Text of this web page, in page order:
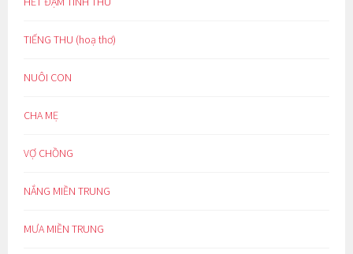
TIẾNG THU (hoạ thơ)
NUÔI CON
CHA MẸ
VỢ CHỒNG
NẮNG MIỀN TRUNG
MƯA MIỀN TRUNG